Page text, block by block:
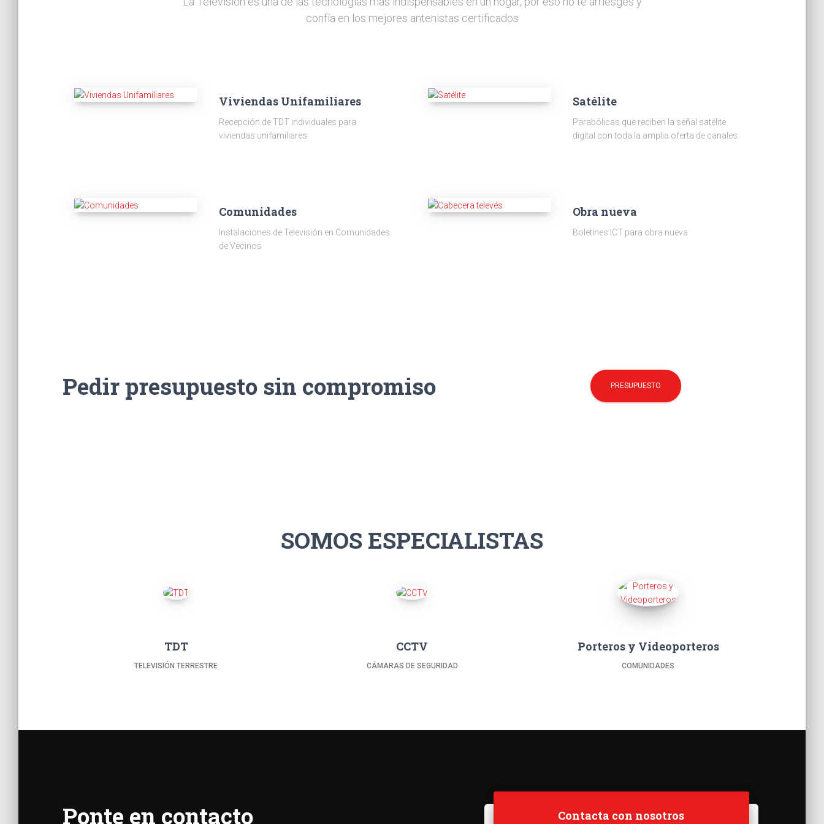
confía en los mejores antenistas certificados
Viviendas Unifamiliares
Recepción de TDT individuales para
viviendas unifamiliares
Satélite
Parabólicas que reciben la señal satélite
digital con toda la amplia oferta de canales.
Comunidades
Instalaciones de Televisión en Comunidades
de Vecinos
Obra nueva
Boletines ICT para obra nueva
Pedir presupuesto sin compromiso PRESUPUESTO
SOMOS ESPECIALISTAS
TDT
TELEVISIÓN TERRESTRE
CCTV
CÁMARAS DE SEGURIDAD
Porteros y Videoporteros
COMUNIDADES
Ponte en contacto Contacta con nosotros